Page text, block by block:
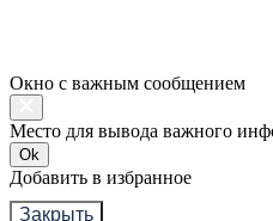
Окно с важным сообщением
Место для вывода важного
Ok
Добавить в избранное
Закрыть